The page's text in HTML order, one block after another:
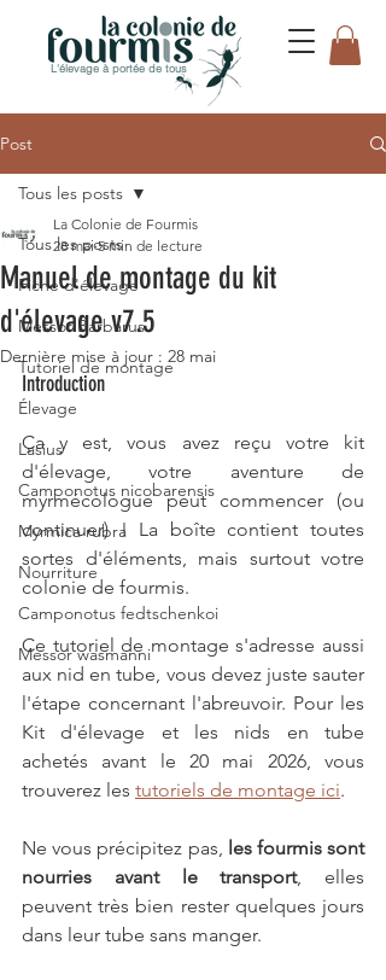
L'élevage à portée de tous
Post
Tous les posts
Fiche d'élevage
Messor Barbarus
Tutoriel de montage
Élevage
Lasius
Camponotus nicobarensis
Myrmica rubra
Nourriture
Camponotus fedtschenkoi
Messor wasmanni
Tous les posts
Manuel de montage du kit
d'élevage v7.5
La Colonie de Fourmis
28 mai 5 min de lecture
Dernière mise à jour : 28 mai
Introduction
Ça y est, vous avez reçu votre kit
d'élevage, votre aventure de
myrmécologue peut commencer (ou
continuer) ! La boîte contient toutes
sortes d'éléments, mais surtout votre
colonie de fourmis.
Ce tutoriel de montage s'adresse aussi
aux nid en tube, vous devez juste sauter
l'étape concernant l'abreuvoir. Pour les
Kit d'élevage et les nids en tube
achetés avant le 20 mai 2026, vous
trouverez les tutoriels de montage ici.
Ne vous précipitez pas, les fourmis sont
nourries avant le transport, elles
peuvent très bien rester quelques jours
dans leur tube sans manger.